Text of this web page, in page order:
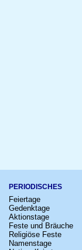
PERIODISCHES
Feiertage
Gedenktage
Aktionstage
Feste und Bräuche
Religiöse Feste
Namenstage